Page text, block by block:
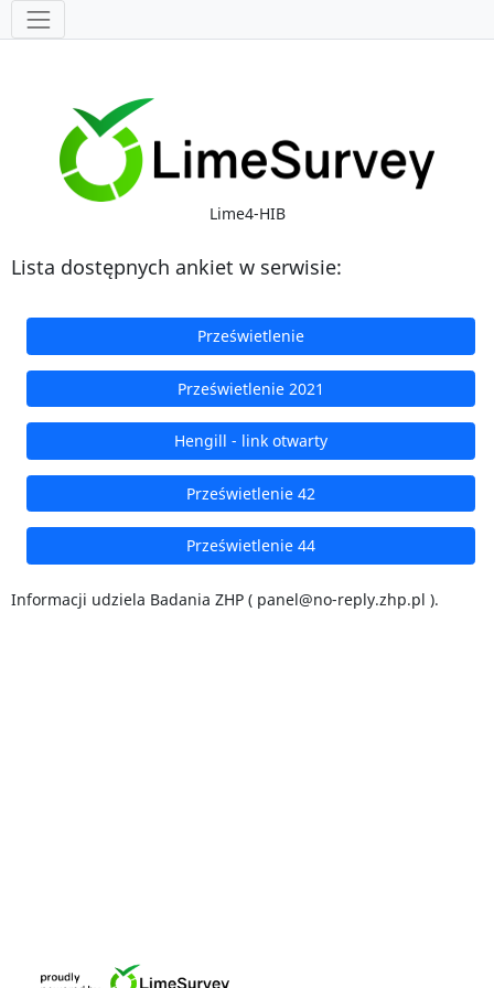
Narzędzia
Lime4-HIB
Lista dostępnych ankiet w serwisie:
Prześwietlenie
Prześwietlenie 2021
Hengill - link otwarty
Prześwietlenie 42
Prześwietlenie 44
Informacji udziela Badania ZHP ( panel@no-reply.zhp.pl ).